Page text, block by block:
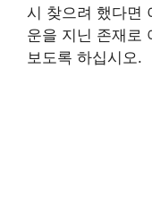
시 찾으려 했다면
운을 지닌 존재로
보도록 하십시오.